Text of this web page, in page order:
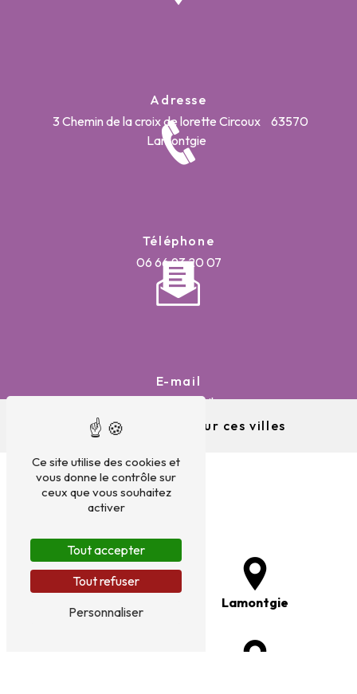
Adresse
3 Chemin de la croix de lorette Circoux
63570
Lamontgie
Téléphone
06 66 93 20 07
E-mail
batipepito@gmail.com
Nous intervenons sur ces villes
Lamontgie
Ce site utilise des cookies et
vous donne le contrôle sur
ceux que vous souhaitez
activer
Tout accepter
Tout refuser
Personnaliser